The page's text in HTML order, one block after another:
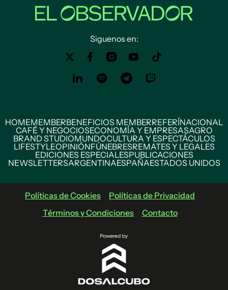
Siguenos en:
HOMEMEMBERBENEFICIOS MEMBERREFERÍNACIONAL
CAFÉ Y NEGOCIOSECONOMÍA Y EMPRESASAGRO
BRAND STUDIOMUNDOCULTURA Y ESPECTÁCULOS
LIFESTYLEOPINIÓNFÚNEBRESREMATES Y LEGALES
EDICIONES ESPECIALESPUBLICACIONES
NEWSLETTERSARGENTINAESPAÑAESTADOS UNIDOS
Políticas de Cookies
Políticas de Privacidad
Términos y Condiciones
Contacto